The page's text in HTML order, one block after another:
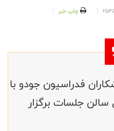
چاپ خبر
فدراسیون جودو با
جلسات برگزار